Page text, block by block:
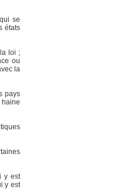
se
états
loi ;
ou
la
pays
y est
y est